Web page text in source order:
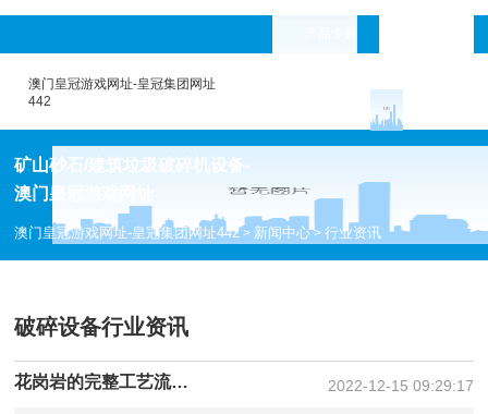
澳门皇冠游戏网址-皇冠集团网址
442
矿山砂石/建筑垃圾破碎机设备-
澳门皇冠游戏网址
澳门皇冠游戏网址-皇冠集团网址442> 新闻中心>行业资讯
破碎设备行业资讯
花岗岩的完整工艺流程有哪些？上海山美为你解答 2022-12-15 09:29:17